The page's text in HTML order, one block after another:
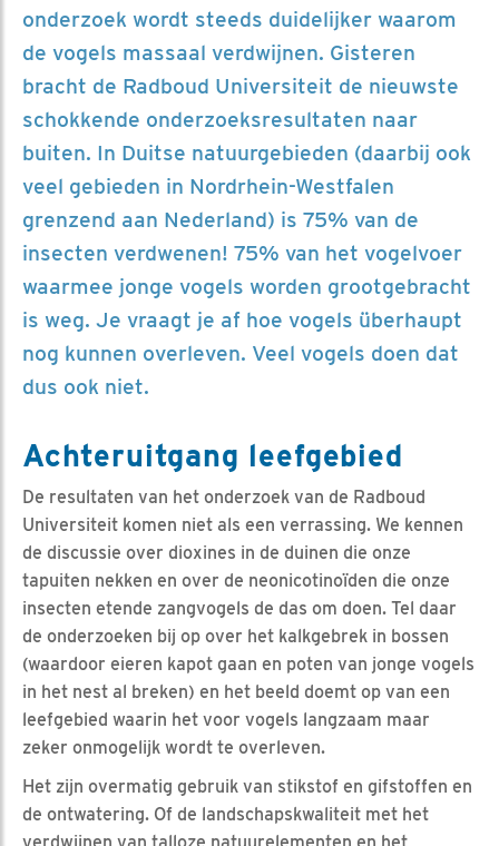
onderzoek wordt steeds duidelijker waarom
de vogels massaal verdwijnen. Gisteren
bracht de Radboud Universiteit de nieuwste
schokkende onderzoeksresultaten naar
buiten. In Duitse natuurgebieden (daarbij ook
veel gebieden in Nordrhein-Westfalen
grenzend aan Nederland) is 75% van de
insecten verdwenen! 75% van het vogelvoer
waarmee jonge vogels worden grootgebracht
is weg. Je vraagt je af hoe vogels überhaupt
nog kunnen overleven. Veel vogels doen dat
dus ook niet.
Achteruitgang leefgebied
De resultaten van het onderzoek van de Radboud
Universiteit komen niet als een verrassing. We kennen
de discussie over dioxines in de duinen die onze
tapuiten nekken en over de neonicotinoïden die onze
insecten etende zangvogels de das om doen. Tel daar
de onderzoeken bij op over het kalkgebrek in bossen
(waardoor eieren kapot gaan en poten van jonge vogels
in het nest al breken) en het beeld doemt op van een
leefgebied waarin het voor vogels langzaam maar
zeker onmogelijk wordt te overleven.
Het zijn overmatig gebruik van stikstof en gifstoffen en
de ontwatering. Of de landschapskwaliteit met het